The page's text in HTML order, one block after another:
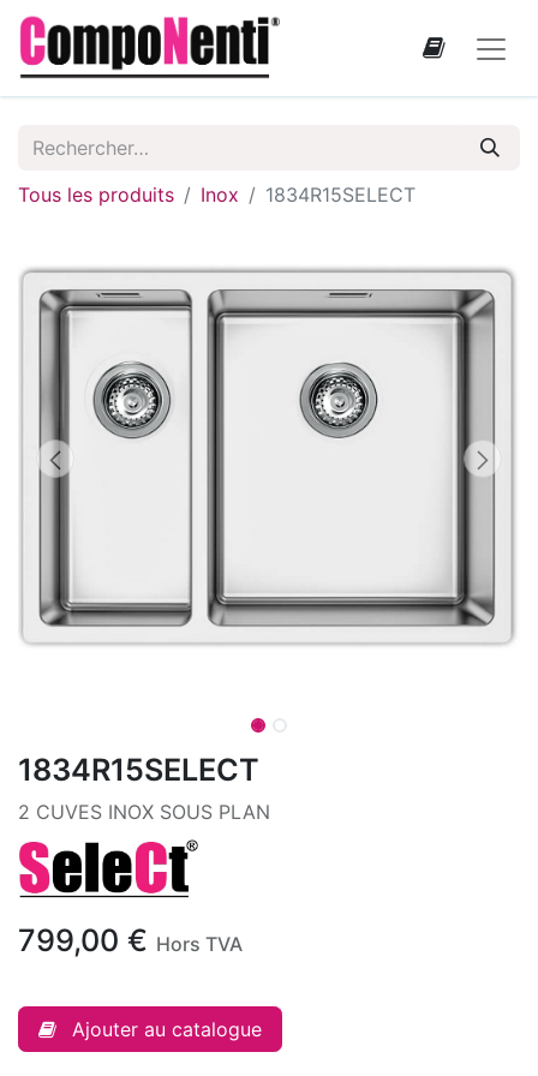
Tous les produits Inox 1834R15SELECT
1834R15SELECT
2 CUVES INOX SOUS PLAN
799,00 € Hors TVA
Ajouter au catalogue